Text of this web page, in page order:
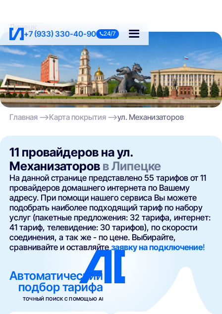
+7 (933) 330-40-90 24/7
Липецк
Главная Карта покрытия ул. Механизаторов
11 провайдеров на ул.
Механизаторов в Липецке
На данной странице представлено 55 тарифов от 11
провайдеров домашнего интернета по Вашему
адресу. При помощи нашего сервиса Вы можете
подобрать наиболее подходящий тариф по набору
услуг (пакетные предложения: 32 тарифа, интернет:
41 тариф, телевидение: 30 тарифов), по скорости
соединения, а так же - по цене. Выбирайте,
сравнивайте и оставляйтезаявку на подключение!
Автоматический
подбор тарифа
ТОЧНЫЙ ПОИСК С ПОМОЩЬЮ AI